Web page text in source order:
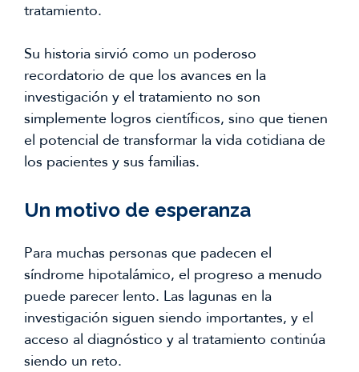
tratamiento.
Su historia sirvió como un poderoso
recordatorio de que los avances en la
investigación y el tratamiento no son
simplemente logros científicos, sino que tienen
el potencial de transformar la vida cotidiana de
los pacientes y sus familias.
Un motivo de esperanza
Para muchas personas que padecen el
síndrome hipotalámico, el progreso a menudo
puede parecer lento. Las lagunas en la
investigación siguen siendo importantes, y el
acceso al diagnóstico y al tratamiento continúa
siendo un reto.